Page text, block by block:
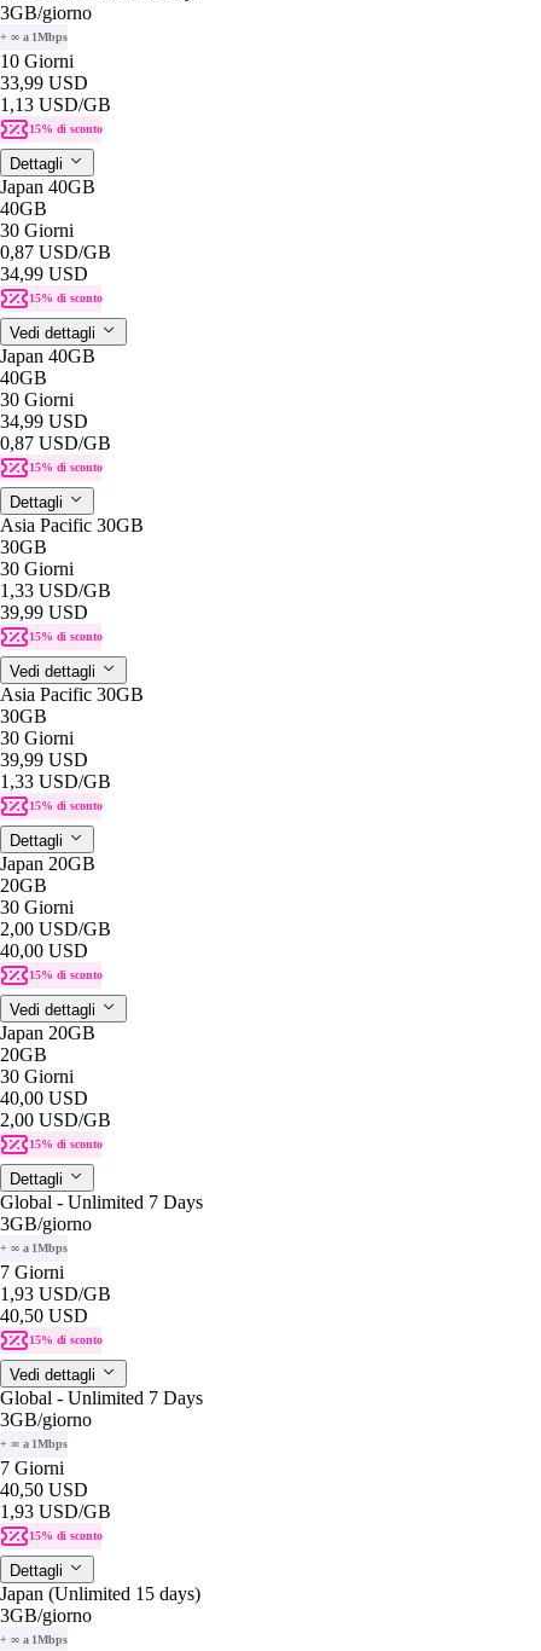
3GB/giorno
+ ∞ a 1Mbps
10 Giorni
33,99 USD
1,13 USD/GB
15% di sconto
Dettagli
Japan 40GB
40GB
30 Giorni
0,87 USD/GB
34,99 USD
15% di sconto
Vedi dettagli
Japan 40GB
40GB
30 Giorni
34,99 USD
0,87 USD/GB
15% di sconto
Dettagli
Asia Pacific 30GB
30GB
30 Giorni
1,33 USD/GB
39,99 USD
15% di sconto
Vedi dettagli
Asia Pacific 30GB
30GB
30 Giorni
39,99 USD
1,33 USD/GB
15% di sconto
Dettagli
Japan 20GB
20GB
30 Giorni
2,00 USD/GB
40,00 USD
15% di sconto
Vedi dettagli
Japan 20GB
20GB
30 Giorni
40,00 USD
2,00 USD/GB
15% di sconto
Dettagli
Global - Unlimited 7 Days
3GB/giorno
+ ∞ a 1Mbps
7 Giorni
1,93 USD/GB
40,50 USD
15% di sconto
Vedi dettagli
Global - Unlimited 7 Days
3GB/giorno
+ ∞ a 1Mbps
7 Giorni
40,50 USD
1,93 USD/GB
15% di sconto
Dettagli
Japan (Unlimited 15 days)
3GB/giorno
+ ∞ a 1Mbps